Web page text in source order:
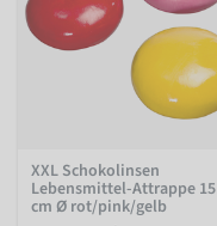
XXL Schokolinsen
Lebensmittel-Attrappe 15
cm Ø rot/pink/gelb